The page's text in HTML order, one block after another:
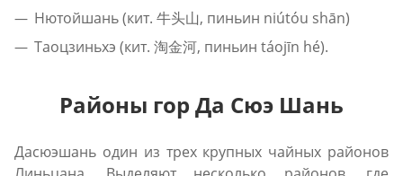
Нютойшань (кит. 牛头山, пиньин niútóu shān)
Таоцзиньхэ (кит. 淘金河, пиньин táojīn hé).
Районы гор Да Сюэ Шань
Дасюэшань один из трех крупных чайных районов